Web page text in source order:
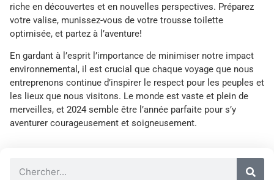
riche en découvertes et en nouvelles perspectives. Préparez
votre valise, munissez-vous de votre trousse toilette
optimisée, et partez à l’aventure!
En gardant à l’esprit l’importance de minimiser notre impact
environnemental, il est crucial que chaque voyage que nous
entreprenons continue d’inspirer le respect pour les peuples et
les lieux que nous visitons. Le monde est vaste et plein de
merveilles, et 2024 semble être l’année parfaite pour s’y
aventurer courageusement et soigneusement.